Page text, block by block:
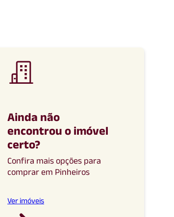
Ainda não
encontrou o imóvel
certo?
Confira mais opções para
comprar em Pinheiros
Ver imóveis